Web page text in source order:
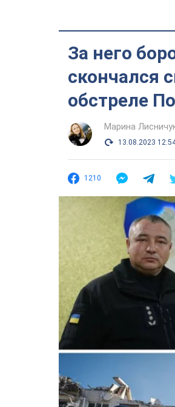
За него
скончался
обстреле
Марина
13.08.2023
1210